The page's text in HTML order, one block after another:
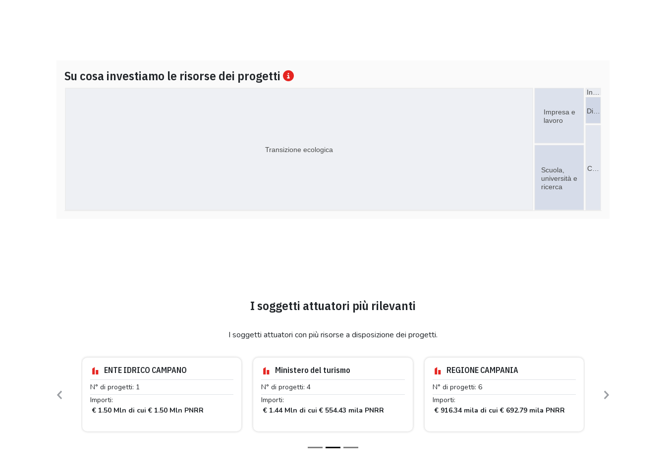
Su cosa investiamo le risorse dei progetti
Di…
Scuola,
università e
ricerca
Impresa e
lavoro
C…
In…
Transizione ecologica
I soggetti attuatori più rilevanti
I soggetti attuatori con più risorse a disposizione dei progetti.
ENTE IDRICO CAMPANO
N° di progetti: 1
Importi:
€ 1.50 Mln di cui € 1.50 Mln PNRR
Ministero del turismo
N° di progetti: 4
Importi:
€ 1.44 Mln di cui € 554.43 mila PNRR
REGIONE CAMPANIA
N° di progetti: 6
Importi:
€ 916.34 mila di cui € 692.79 mila PNRR
Previous Next